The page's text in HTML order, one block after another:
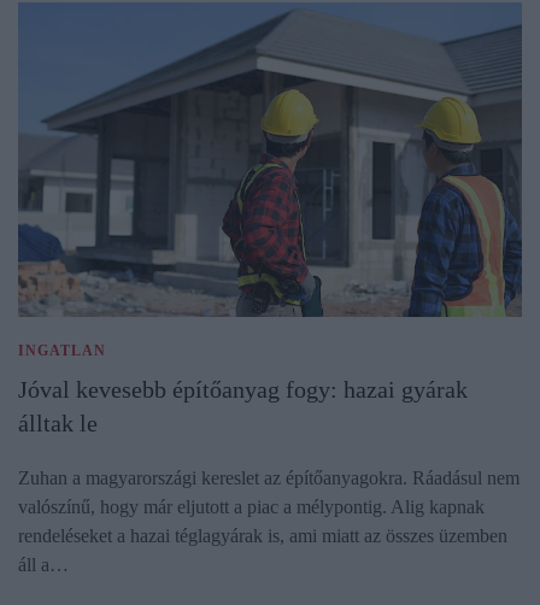
INGATLAN
Jóval kevesebb építőanyag fogy: hazai gyárak
álltak le
Zuhan a magyarországi kereslet az építőanyagokra. Ráadásul nem
valószínű, hogy már eljutott a piac a mélypontig. Alig kapnak
rendeléseket a hazai téglagyárak is, ami miatt az összes üzemben
áll a…